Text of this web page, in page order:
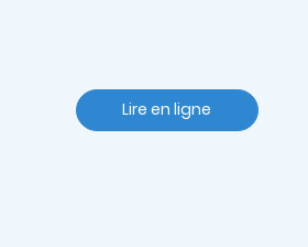
Lire en ligne